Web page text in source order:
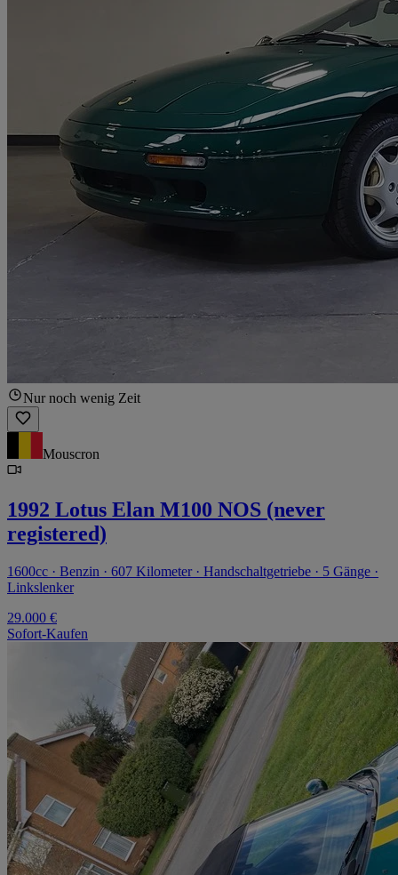
Nur noch wenig Zeit
Mouscron
1992 Lotus Elan M100 NOS (never
registered)
1600cc · Benzin · 607 Kilometer · Handschaltgetriebe · 5 Gänge ·
Linkslenker
29.000 €
Sofort-Kaufen